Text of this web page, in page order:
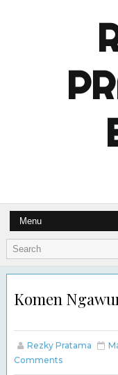
Komen
Rezky Pratama
Comments